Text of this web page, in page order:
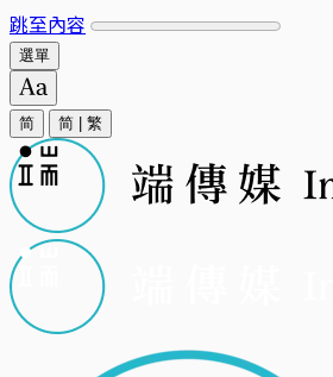
跳至內容
選單
简 简 繁